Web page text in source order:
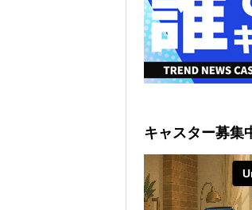
キャスター募集